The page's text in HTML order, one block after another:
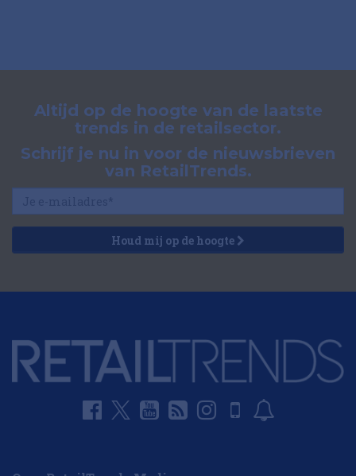
Altijd op de hoogte van de laatste
trends in de retailsector.
Schrijf je nu in voor de nieuwsbrieven
van RetailTrends.
Houd mij op de hoogte